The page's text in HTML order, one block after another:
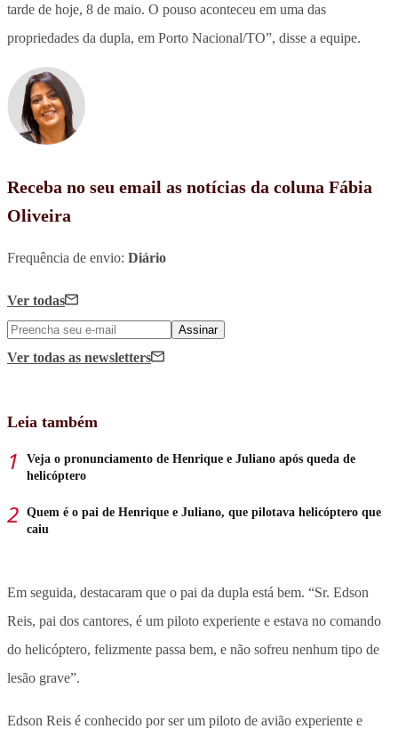
tarde de hoje, 8 de maio. O pouso aconteceu em uma das
propriedades da dupla, em Porto Nacional/TO”, disse a equipe.
Receba no seu email as notícias da coluna Fábia
Oliveira
Frequência de envio: Diário
Ver todas
Assinar
Ver todas as newsletters
Leia também
Veja o pronunciamento de Henrique e Juliano após queda de
helicóptero
Quem é o pai de Henrique e Juliano, que pilotava helicóptero que
caiu
Em seguida, destacaram que o pai da dupla está bem. “Sr. Edson
Reis, pai dos cantores, é um piloto experiente e estava no comando
do helicóptero, felizmente passa bem, e não sofreu nenhum tipo de
lesão grave”.
Edson Reis é conhecido por ser um piloto de avião experiente e